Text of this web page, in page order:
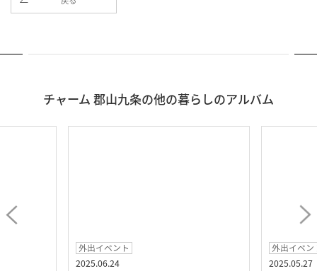
チャーム 郡山九条の他の暮らしのアルバム
外出イベント
2025.06.24
外出イベン
2025.05.27